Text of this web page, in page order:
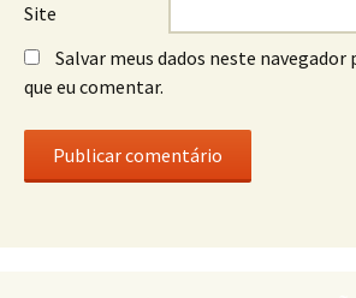
Site
Salvar meus dados neste navegador
que eu comentar.